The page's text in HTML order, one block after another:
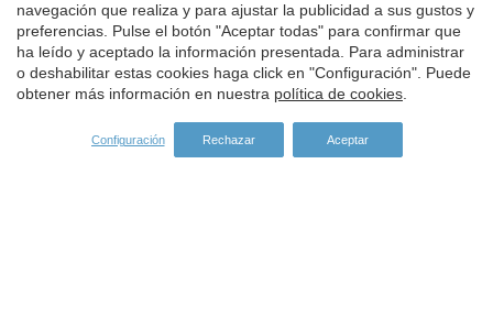
Sin pies ni cabeza
SPONSORS
navegación que realiza y para ajustar la publicidad a sus gustos y
preferencias. Pulse el botón "Aceptar todas" para confirmar que
ha leído y aceptado la información presentada. Para administrar
o deshabilitar estas cookies haga click en "Configuración". Puede
obtener más información en nuestra política de cookies.
Configuración Rechazar Aceptar